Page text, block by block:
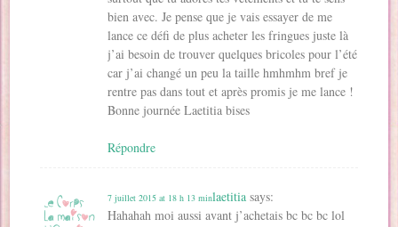
bien avec. Je pense que je vais essayer de me
lance ce défi de plus acheter les fringues juste là
j’ai besoin de trouver quelques bricoles pour l’été
car j’ai changé un peu la taille hmhmhm bref je
rentre pas dans tout et après promis je me lance !
Bonne journée Laetitia bises
Répondre
laetitia says:
7 juillet 2015 at 18 h 13 min
Hahahah moi aussi avant j’achetais bc bc bc lol